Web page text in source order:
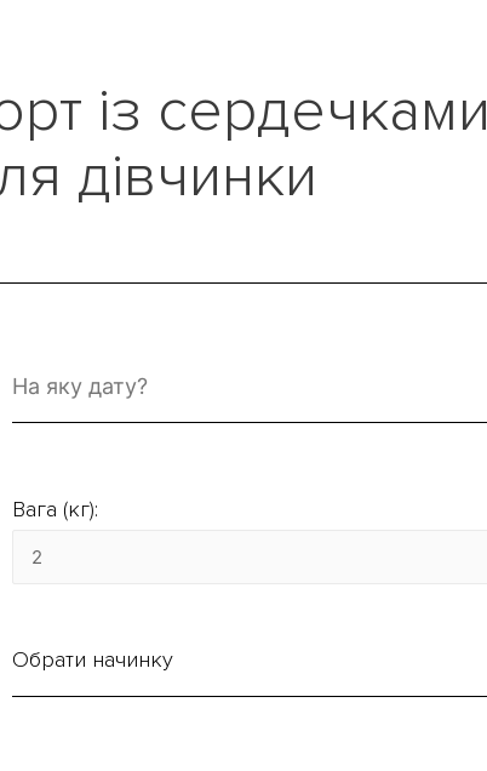
із сердечками
дівчинки
Вага (кг):
Обрати начинку